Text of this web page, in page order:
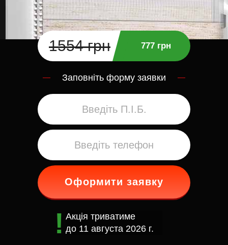
1554 грн 777 грн
Заповніть форму заявки
Оформити заявку
Акція триватиме
до 11 августа 2026 г.